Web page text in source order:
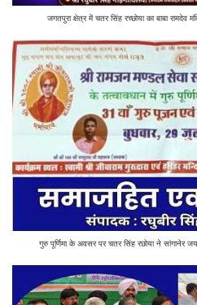
जगतपुरा क्षेत्र में चतर सिंह रच्छोया का बाबा रामदेव
गुरु पूर्णिमा के अवसर पर चतर सिंह रछोया ने सांगानेर